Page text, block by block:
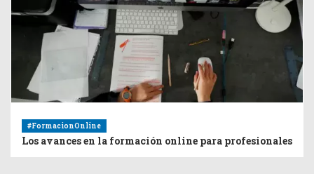
#FormacionOnline
Los avances en la formación online para profesionales